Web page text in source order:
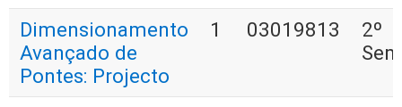
Dimensionamento
Avançado de
Pontes: Projecto
1 03019813
2º